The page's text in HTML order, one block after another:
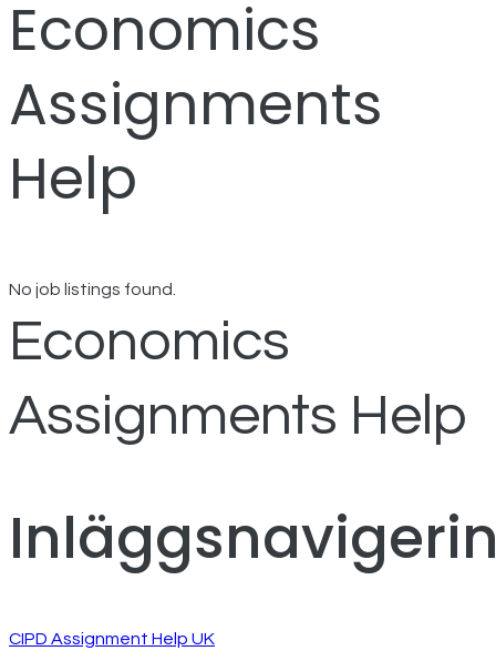
Economics
Assignments
Help
No job listings found.
Economics
Assignments Help
CIPD Assignment Help UK